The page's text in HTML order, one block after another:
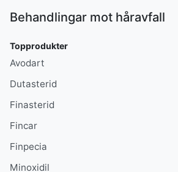
Behandlingar mot håravfall
Topprodukter
Avodart
Dutasterid
Finasterid
Fincar
Finpecia
Minoxidil